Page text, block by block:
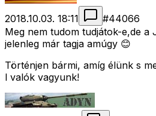
2018.10.03. 18:11 #44066
Meg nem tudom tudjátok-e,de a
jelenleg már tagja amúgy 😊
Történjen bármi, amíg élünk s
l valók vagyunk!